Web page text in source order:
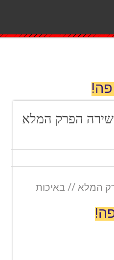
פרק 33 לצפייה ישירה הפרק המלא
ישירה הפרק המלא // באיכות